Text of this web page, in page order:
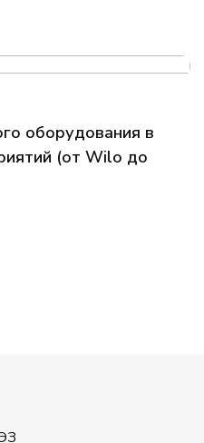
оборудования в
(от Wilo до